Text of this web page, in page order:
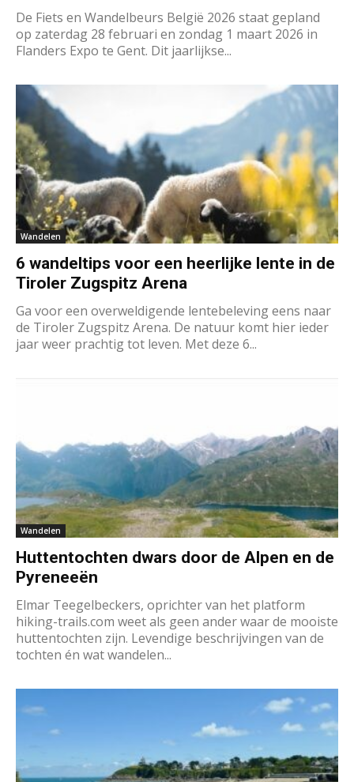
De Fiets en Wandelbeurs België 2026 staat gepland
op zaterdag 28 februari en zondag 1 maart 2026 in
Flanders Expo te Gent. Dit jaarlijkse...
Wandelen
6 wandeltips voor een heerlijke lente in de
Tiroler Zugspitz Arena
Ga voor een overweldigende lentebeleving eens naar
de Tiroler Zugspitz Arena. De natuur komt hier ieder
jaar weer prachtig tot leven. Met deze 6...
Wandelen
Huttentochten dwars door de Alpen en de
Pyreneeën
Elmar Teegelbeckers, oprichter van het platform
hiking-trails.com weet als geen ander waar de mooiste
huttentochten zijn. Levendige beschrijvingen van de
tochten én wat wandelen...